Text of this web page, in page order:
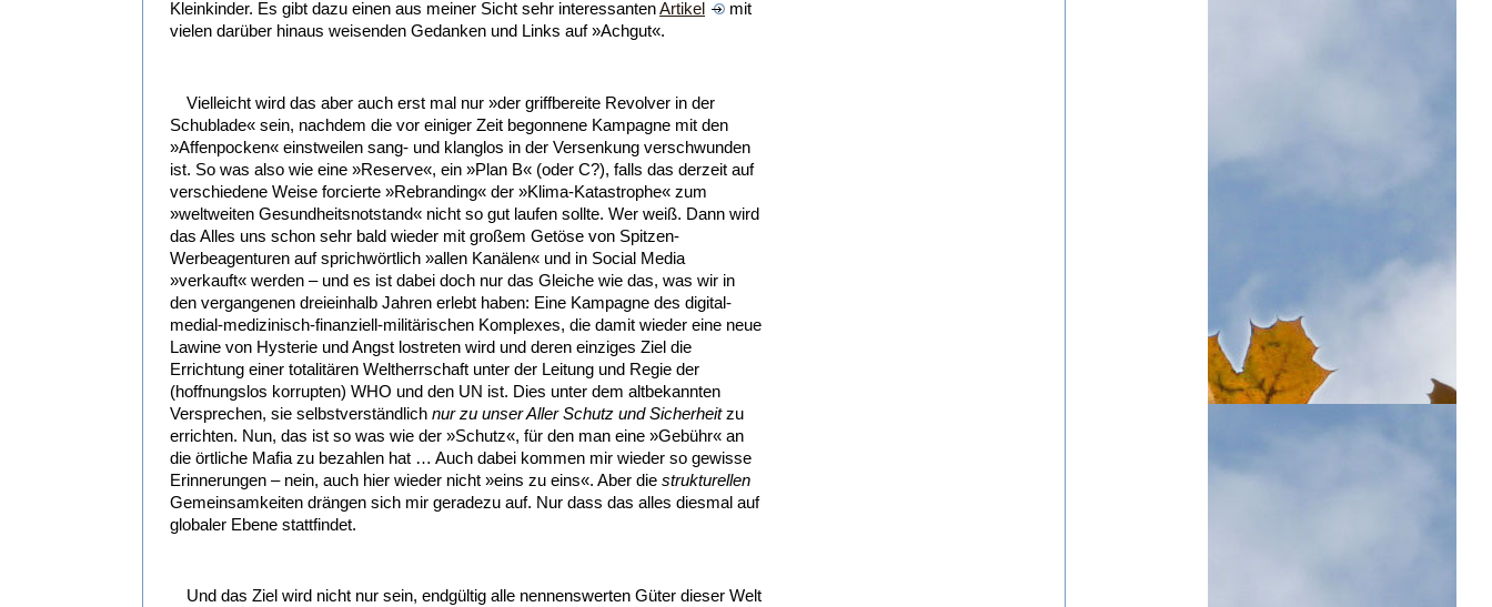
Kleinkinder. Es gibt dazu einen aus meiner Sicht sehr interessantenArtikel
mit
vielen darüber hinaus weisenden Gedanken und Links auf »Achgut«.
Vielleicht wird das aber auch erst mal nur »der griffbereite Revolver in der
Schublade« sein, nachdem die vor einiger Zeit begonnene Kampagne mit den
»Affenpocken« einstweilen sang- und klanglos in der Versenkung verschwunden
ist. So was also wie eine »Reserve«, ein »Plan B« (oder C?), falls das derzeit auf
verschiedene Weise forcierte »Rebranding« der »Klima-Katastrophe« zum
»weltweiten Gesundheitsnotstand« nicht so gut laufen sollte. Wer weiß. Dann wird
das Alles uns schon sehr bald wieder mit großem Getöse von Spitzen-
Werbeagenturen auf sprichwörtlich »allen Kanälen« und in Social Media
»verkauft« werden – und es ist dabei doch nur das Gleiche wie das, was wir in
den vergangenen dreieinhalb Jahren erlebt haben: Eine Kampagne des digital-
medial-medizinisch-finanziell-militärischen Komplexes, die damit wieder eine neue
Lawine von Hysterie und Angst lostreten wird und deren einziges Ziel die
Errichtung einer totalitären Weltherrschaft unter der Leitung und Regie der
(hoffnungslos korrupten) WHO und den UN ist. Dies unter dem altbekannten
Versprechen, sie selbstverständlich nur zu unser Aller Schutz und Sicherheitzu
errichten. Nun, das ist so was wie der »Schutz«, für den man eine »Gebühr« an
die örtliche Mafia zu bezahlen hat … Auch dabei kommen mir wieder so gewisse
Erinnerungen – nein, auch hier wieder nicht »eins zu eins«. Aber die strukturellen
Gemeinsamkeiten drängen sich mir geradezu auf. Nur dass das alles diesmal auf
globaler Ebene stattfindet.
Und das Ziel wird nicht nur sein, endgültig alle nennenswerten Güter dieser Welt